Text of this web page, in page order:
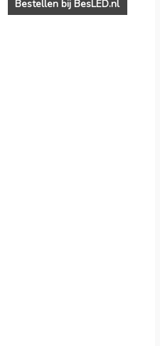
Bestellen bij BesLED.nl